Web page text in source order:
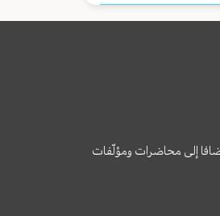
إلى محاضرات ومؤلّفات